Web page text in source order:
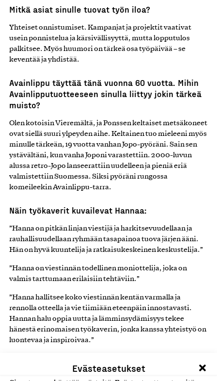
Evästeasetukset
Mitkä asiat sinulle tuovat työn iloa?
Yhteiset onnistumiset. Kampanjat ja projektit vaativat
usein ponnistelua ja kärsivällisyyttä, mutta lopputulos
palkitsee. Myös huumori on tärkeä osa työpäivää – se
keventää ja yhdistää.
Avainlippu täyttää tänä vuonna 60 vuotta. Mihin
Avainlipputuotteeseen sinulla liittyy jokin tärkeä
muisto?
Olen kotoisin Vieremältä, ja Ponssen keltaiset metsäkoneet
ovat siellä suuri ylpeyden aihe. Keltainen tuo mieleeni myös
minulle tärkeän, 19 vuotta vanhan Jopo-pyöräni. Sain sen
ystävältäni, kun vanha Joponi varastettiin. 2000-luvun
alussa retro-Jopo lanseerattiin uudelleen ja pieniä eriä
valmistettiin Suomessa. Siksi pyöräni rungossa
komeileekin Avainlippu-tarra.
Näin työkaverit kuvailevat Hannaa:
”Hanna on pitkän linjan viestijä ja harkitsevuudellaan ja
rauhallisuudellaan ryhmään tasapainoa tuova järjen ääni.
Hän on hyvä kuuntelija ja ratkaisukeskeinen keskustelija.”
”Hanna on viestinnän todellinen moniottelija, joka on
valmis tarttumaan erilaisiin tehtäviin.”
”Hanna hallitsee koko viestinnän kentän varmalla ja
rennolla otteella ja vie tiimiään eteenpäin innostavasti.
Hannan halu oppia uutta ja lämminsydämisyys tekee
hänestä erinomaisen työkaverin, jonka kanssa yhteistyö on
luontevaa ja inspiroivaa.”